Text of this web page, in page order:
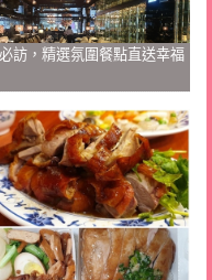
訪，精選氛圍餐點直送幸福